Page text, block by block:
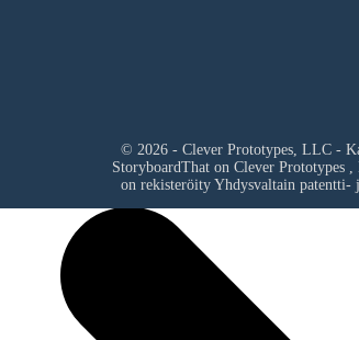
© 2026 - Clever Prototypes, LLC -
StoryboardThat on Clever Prototypes
on rekisteröity Yhdysvaltain patentti-